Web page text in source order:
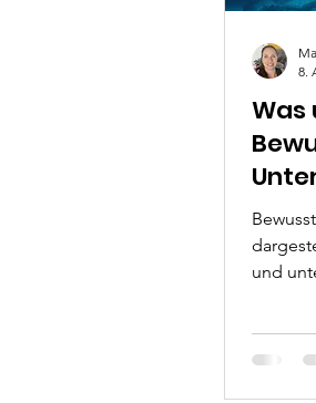
Was
und
denken
8.